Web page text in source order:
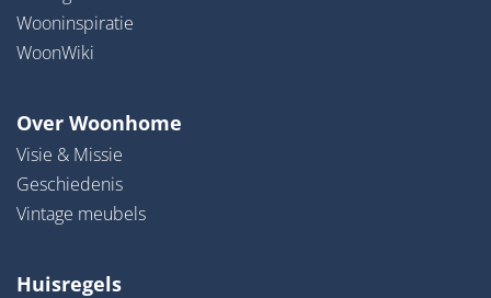
Wooninspiratie
WoonWiki
Over Woonhome
Visie & Missie
Geschiedenis
Vintage meubels
Huisregels